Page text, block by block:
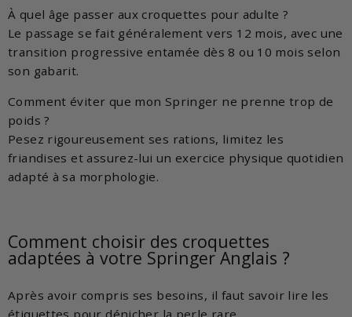
À quel âge passer aux croquettes pour adulte ?
Le passage se fait généralement vers 12 mois, avec une
transition progressive entamée dès 8 ou 10 mois selon
son gabarit.
Comment éviter que mon Springer ne prenne trop de
poids ?
Pesez rigoureusement ses rations, limitez les
friandises et assurez-lui un exercice physique quotidien
adapté à sa morphologie.
Comment choisir des croquettes
adaptées à votre Springer Anglais ?
Après avoir compris ses besoins, il faut savoir lire les
étiquettes pour dénicher la perle rare.